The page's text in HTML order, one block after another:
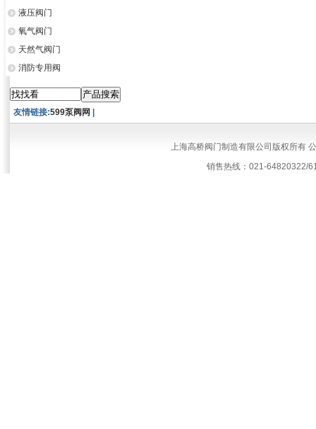
液压阀门
氧气阀门
天然气阀门
消防专用阀
友情链接:599泵阀网
上海高桥阀门制造有限公司版权所有
销售热线：021-64820322/